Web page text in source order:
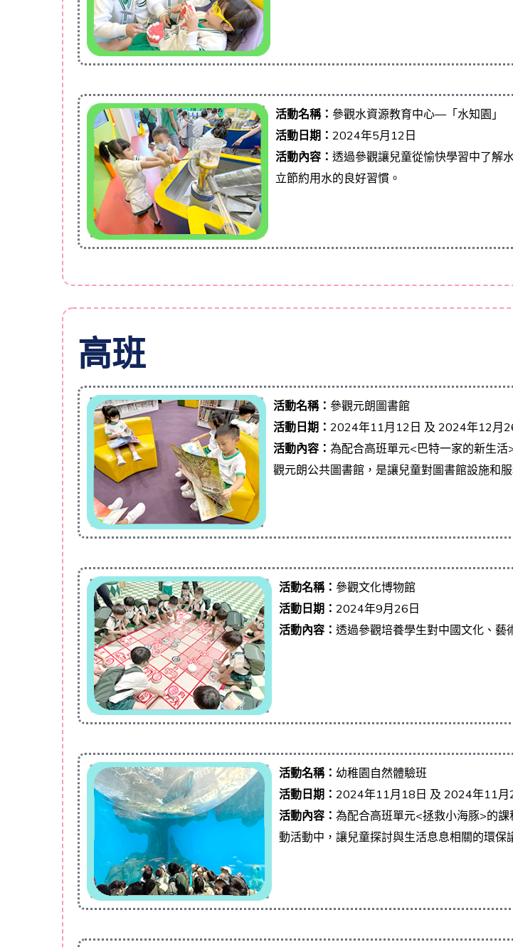
活動名稱：參觀水資源教育中心—「水知園」
活動日期：2024年5月12日
活動內容：透過參觀讓兒童從愉快學習中了解
立節約用水的良好習慣。
高班
活動名稱：參觀元朗圖書館
活動日期：2024年11月12日 及 2024年12月
活動內容：為配合高班單元<巴特一家的新生
觀元朗公共圖書館，是讓兒童對圖書館設施和
活動名稱： 參觀文化博物館
活動日期： 2024年9月26日
活動內容： 透過參觀培養學生對中國文化、藝
活動名稱： 幼稚園自然體驗班
活動日期：2024年11月18日 及 2024年11月
活動內容：為配合高班單元<拯救小海豚>的
動活動中，讓兒童探討與生活息息相關的環保